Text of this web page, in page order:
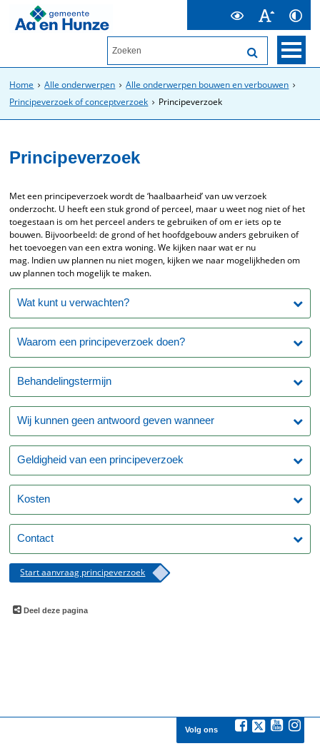
Home Alle onderwerpen
Alle onderwerpen bouwen en verbouwen
Principeverzoek of conceptverzoek
Principeverzoek
Principeverzoek
Met een principeverzoek wordt de ‘haalbaarheid’ van uw verzoek
onderzocht. U heeft een stuk grond of perceel, maar u weet nog niet of het
toegestaan is om het perceel anders te gebruiken of om er iets op te
bouwen. Bijvoorbeeld: de grond of het hoofdgebouw anders gebruiken of
het toevoegen van een extra woning. We kijken naar wat er nu
mag. Indien uw plannen nu niet mogen, kijken we naar mogelijkheden om
uw plannen toch mogelijk te maken.
Wat kunt u verwachten?
Waarom een principeverzoek doen?
Behandelingstermijn
Wij kunnen geen antwoord geven wanneer
Geldigheid van een principeverzoek
Kosten
Contact
Start aanvraag principeverzoek
Deel deze pagina
Volg ons